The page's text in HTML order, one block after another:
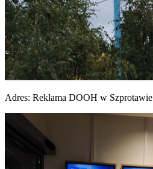
Adres: Reklama DOOH w Szprotawie